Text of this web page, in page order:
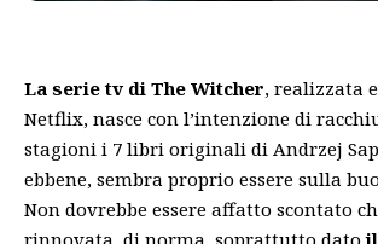
La serie tv di The Witcher, realizzata
Netflix, nasce con l’intenzione di
stagioni i 7 libri originali di Andrzej
ebbene, sembra proprio essere sulla
Non dovrebbe essere affatto scontato
rinnovata, di norma, soprattutto dato